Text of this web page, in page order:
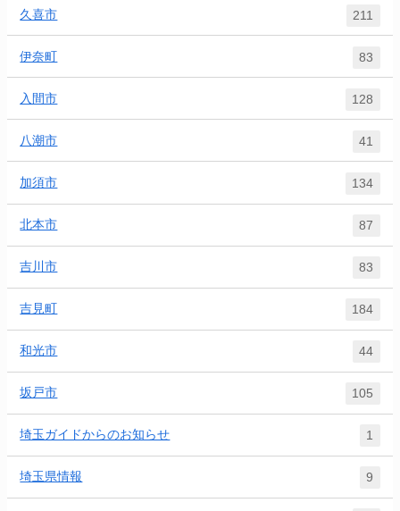
久喜市 211
伊奈町 83
入間市 128
八潮市 41
加須市 134
北本市 87
吉川市 83
吉見町 184
和光市 44
坂戸市 105
埼玉ガイドからのお知らせ 1
埼玉県情報 9